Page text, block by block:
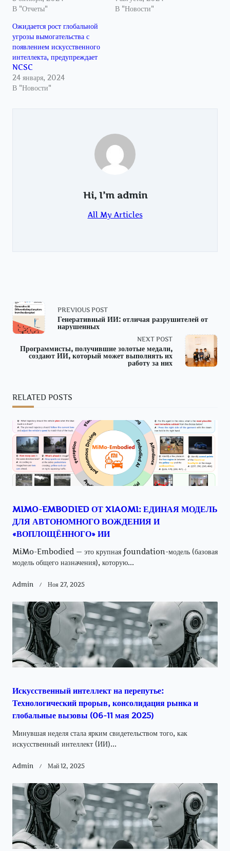
В "Отчеты"
В "Новости"
Ожидается рост глобальной
угрозы вымогательства с
появлением искусственного
интеллекта, предупреждает
NCSC
24 января, 2024
В "Новости"
Hi, I’m admin
All My Articles
<span
class="nav-
subtitle
reader-
text">Page</span>
PREVIOUS POST
Генеративный ИИ: отличая разрушителей от
нарушенных
NEXT POST
Программисты, получившие золотые медали,
создают ИИ, который может выполнять их
работу за них
RELATED POSTS
MIMO-EMBODIED ОТ XIAOMI: ЕДИНАЯ МОДЕЛЬ
ДЛЯ АВТОНОМНОГО ВОЖДЕНИЯ И
«ВОПЛОЩЁННОГО» ИИ
MiMo-Embodied — это крупная foundation-модель (базовая
модель общего назначения), которую...
Admin Ноя 27, 2025
Искусственный интеллект на перепутье:
Технологический прорыв, консолидация рынка и
глобальные вызовы (06-11 мая 2025)
Минувшая неделя стала ярким свидетельством того, как
искусственный интеллект (ИИ)...
Admin Май 12, 2025